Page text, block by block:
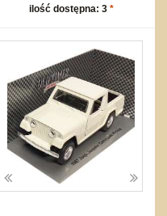
ilość dostępna: 3 *